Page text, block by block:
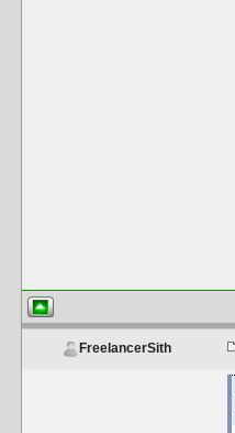
FreelancerSith